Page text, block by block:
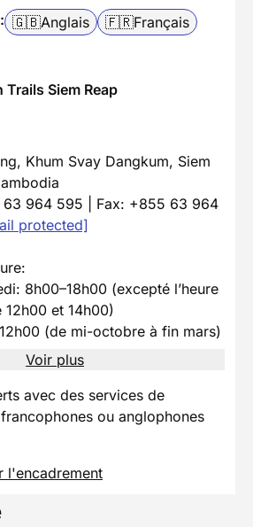
🇬🇧Anglais 🇫🇷Français
Trails Siem Reap
Khum Svay Dangkum, Siem
63 964 595 | Fax: +855 63 964
protected]
8h00–18h00 (excepté l’heure
et 14h00)
(de mi-octobre à fin mars)
Voir plus
avec des services de
ou anglophones
l'encadrement